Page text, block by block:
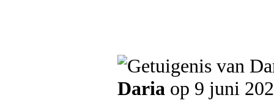
Daria op 9 juni